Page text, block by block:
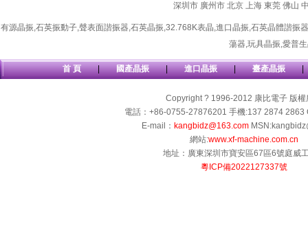
深圳市 廣州市 北京 上海 東莞 佛山
有源晶振,石英振動子,聲表面諧振器,石英晶振,32.768K表晶,進口晶振,石英晶體諧振器
蕩器,玩具晶振,愛普
首 頁 | 國產晶振 | 進口晶振 | 臺產晶振 |
Copyright ? 1996-2012 康比電子 版權
電話：+86-0755-27876201 手機:137 2874 2863
E-mail： kangbidz@163.com
網站:www.xf-machine.com.cn
地址：廣東深圳市寶安區67區6號庭威
粵ICP備2022127337號